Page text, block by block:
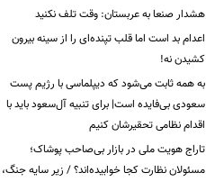
هشدار صنعا به عربستان: وقت تلف نکنید
اعدام بد است اما قلب تپنده‌ای را از سینه بیرون
کشیدن نه!
به همه ثابت می‌شود که دیپلماسی با رژیم پست
سعودی بی‌فایده است| برای تنبیه آل‌سعود باید با
اقدام نظامی تحقیرشان کنیم
تاراج هویت ملی در بازار بی‌صاحب پوشاک؛
مسئولان نظارت کجا خوابیده‌اند؟ / زیر سایه جنگ،